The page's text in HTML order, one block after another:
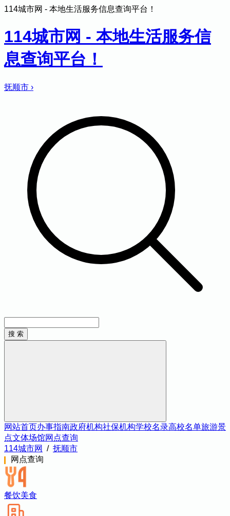
114城市网 - 本地生活服务信息查询平台！
114城市网 - 本地生活服务信
息查询平台！
抚顺市 ›
网站首页办事指南政府机构社保机构学校名录高校名单旅游景
点文体场馆网点查询
114城市网
/ 抚顺市
网点查询
餐饮美食